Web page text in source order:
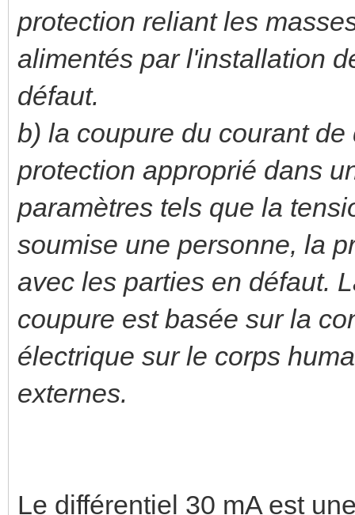
protection reliant les
alimentés par l'installation
défaut.
b) la coupure du courant
protection approprié dans
paramètres tels que la
soumise une personne, la
avec les parties en défaut.
coupure est basée sur la
électrique sur le corps
externes.
Le différentiel 30 mA est